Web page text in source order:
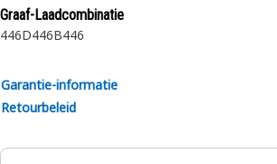
Graaf-Laadcombinatie
446D446B446
Garantie-informatie
Retourbeleid